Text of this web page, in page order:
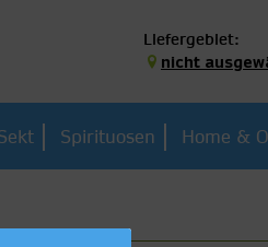
Liefergebiet:
nicht
Spirituosen Home &